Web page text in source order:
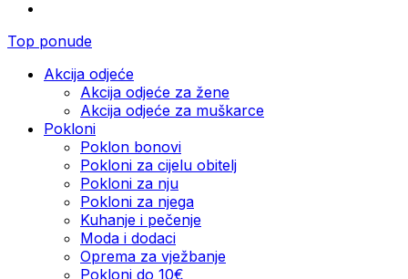
Top ponude
Akcija odjeće
Akcija odjeće za žene
Akcija odjeće za muškarce
Pokloni
Poklon bonovi
Pokloni za cijelu obitelj
Pokloni za nju
Pokloni za njega
Kuhanje i pečenje
Moda i dodaci
Oprema za vježbanje
Pokloni do 10€